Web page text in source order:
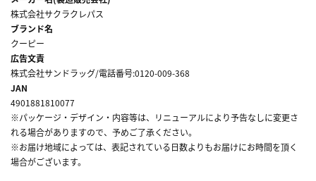
株式会社サクラクレパス
ブランド名
クーピー
広告文責
株式会社サンドラッグ/電話番号:0120-009-368
JAN
4901881810077
※パッケージ・デザイン・内容等は、リニューアルにより予告なしに変更さ
れる場合がありますので、予めご了承ください。
※お届け地域によっては、表記されている日数よりもお届けにお時間を頂く
場合がございます。